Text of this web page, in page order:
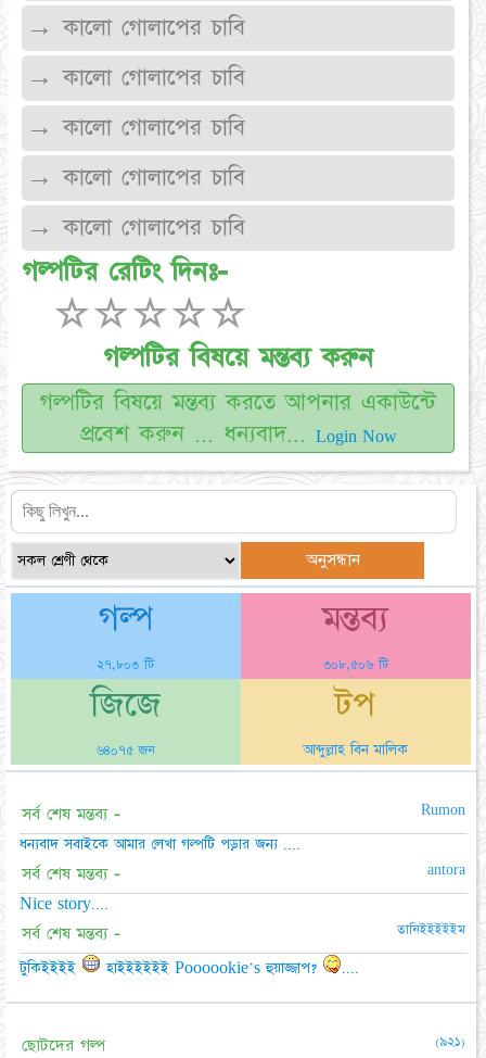
→ কালো গোলাপের চাবি
→ কালো গোলাপের চাবি
→ কালো গোলাপের চাবি
→ কালো গোলাপের চাবি
→ কালো গোলাপের চাবি
গল্পটির রেটিং দিনঃ-
☆
☆
☆
☆
☆
গল্পটির বিষয়ে মন্তব্য করুন
গল্পটির বিষয়ে মন্তব্য করতে আপনার একাউন্টে
প্রবেশ করুন ... ধন্যবাদ...
Login Now
গল্প
২৭,৮০৩ টি
মন্তব্য
৩০৮,৫০৬ টি
জিজে
৬৪০৭৫ জন
টপ
আব্দুল্লাহ বিন মালিক
সর্ব শেষ মন্তব্য - Rumon
ধন্যবাদ সবাইকে আমার লেখা গল্পটি পড়ার জন্য ....
সর্ব শেষ মন্তব্য - antora
Nice story....
সর্ব শেষ মন্তব্য - তানিইইইইইম
টুকিইইইই হাইইইইইই Poooookie's হুয়াজ্জাপ?
ছোটদের গল্প (৯২১)